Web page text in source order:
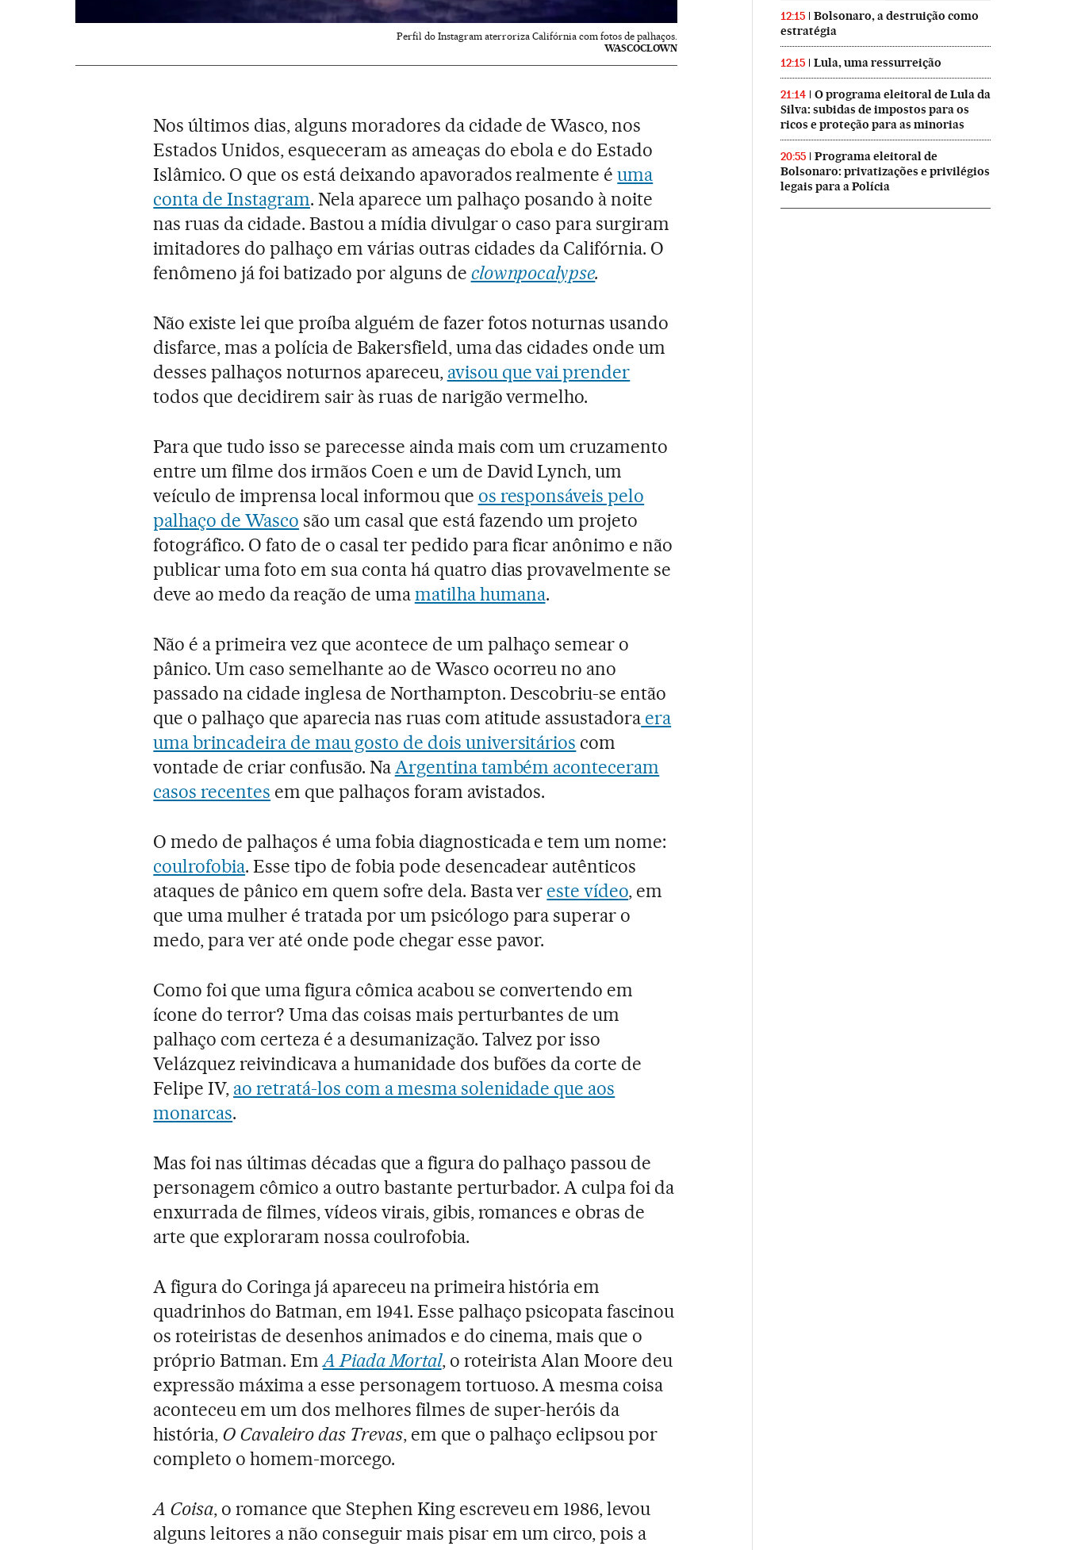
Perfil do Instagram aterroriza Califórnia com fotos de palhaços.
WASCOCLOWN
Nos últimos dias, alguns moradores da cidade de Wasco, nos
Estados Unidos, esqueceram as ameaças do ebola e do Estado
Islâmico. O que os está deixando apavorados realmente éuma
conta de Instagram. Nela aparece um palhaço posando à noite
nas ruas da cidade. Bastou a mídia divulgar o caso para surgiram
imitadores do palhaço em várias outras cidades da Califórnia. O
fenômeno já foi batizado por alguns de clownpocalypse.
Não existe lei que proíba alguém de fazer fotos noturnas usando
disfarce, mas a polícia de Bakersfield, uma das cidades onde um
desses palhaços noturnos apareceu, avisou que vai prender
todos que decidirem sair às ruas de narigão vermelho.
Para que tudo isso se parecesse ainda mais com um cruzamento
entre um filme dos irmãos Coen e um de David Lynch, um
veículo de imprensa local informou que os responsáveis pelo
palhaço de Wasco são um casal que está fazendo um projeto
fotográfico. O fato de o casal ter pedido para ficar anônimo e não
publicar uma foto em sua conta há quatro dias provavelmente se
deve ao medo da reação de umamatilha humana.
Não é a primeira vez que acontece de um palhaço semear o
pânico. Um caso semelhante ao de Wasco ocorreu no ano
passado na cidade inglesa de Northampton. Descobriu-se então
que o palhaço que aparecia nas ruas com atitude assustadora era
uma brincadeira de mau gosto de dois universitários com
vontade de criar confusão. NaArgentina também aconteceram
casos recentes em que palhaços foram avistados.
O medo de palhaços é uma fobia diagnosticada e tem um nome:
coulrofobia. Esse tipo de fobia pode desencadear autênticos
ataques de pânico em quem sofre dela. Basta ver este vídeo, em
que uma mulher é tratada por um psicólogo para superar o
medo, para ver até onde pode chegar esse pavor.
Como foi que uma figura cômica acabou se convertendo em
ícone do terror? Uma das coisas mais perturbantes de um
palhaço com certeza é a desumanização. Talvez por isso
Velázquez reivindicava a humanidade dos bufões da corte de
Felipe IV, ao retratá-los com a mesma solenidade que aos
monarcas.
Mas foi nas últimas décadas que a figura do palhaço passou de
personagem cômico a outro bastante perturbador. A culpa foi da
enxurrada de filmes, vídeos virais, gibis, romances e obras de
arte que exploraram nossa coulrofobia.
A figura do Coringa já apareceu na primeira história em
quadrinhos do Batman, em 1941. Esse palhaço psicopata fascinou
os roteiristas de desenhos animados e do cinema, mais que o
próprio Batman. EmA Piada Mortal, o roteirista Alan Moore deu
expressão máxima a esse personagem tortuoso. A mesma coisa
aconteceu em um dos melhores filmes de super-heróis da
história, O Cavaleiro das Trevas, em que o palhaço eclipsou por
completo o homem-morcego.
A Coisa, o romance que Stephen King escreveu em 1986, levou
alguns leitores a não conseguir mais pisar em um circo, pois a
12:15
Bolsonaro, a destruição como
estratégia
12:15 Lula, uma ressurreição
21:14
O programa eleitoral de Lula da
Silva: subidas de impostos para os
ricos e proteção para as minorias
20:55
Programa eleitoral de
Bolsonaro: privatizações e privilégios
legais para a Polícia